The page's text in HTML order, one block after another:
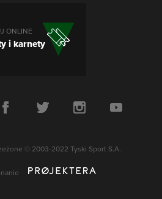
ONLINE
i karnety
© 2003-2022 Tyski Sport S.A.